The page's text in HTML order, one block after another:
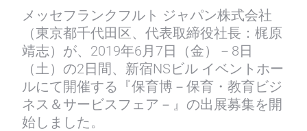
メッセフランクフルト ジャパン株式会社
（東京都千代田区、代表取締役社長：梶原
靖志）が、2019年6月7日（金）－8日
（土）の2日間、新宿NSビル イベントホー
ルにて開催する『保育博－保育・教育ビジ
ネス＆サービスフェア－』の出展募集を開
始しました。